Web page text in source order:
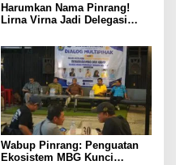
Harumkan Nama Pinrang!
Lirna Virna Jadi Delegasi
Indonesia 2026
Wabup Pinrang: Penguatan
Ekosistem MBG Kunci